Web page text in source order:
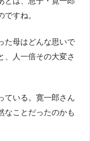
すね。
た母はどんな思いで
、人一倍その大変さ
ている。寛一郎さん
なことだったのかも